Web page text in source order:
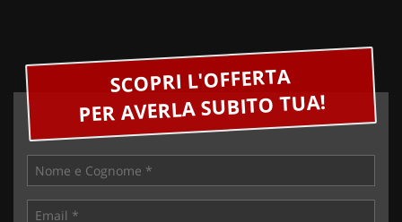
SCOPRI L'OFFERTA
PER AVERLA SUBITO TUA!